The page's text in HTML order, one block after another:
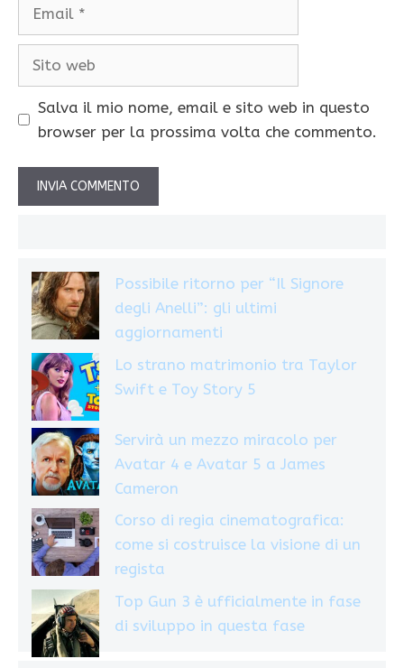
Salva il mio nome, email e sito web in questo
browser per la prossima volta che commento.
Possibile ritorno per “Il Signore
degli Anelli”: gli ultimi
aggiornamenti
Lo strano matrimonio tra Taylor
Swift e Toy Story 5
Servirà un mezzo miracolo per
Avatar 4 e Avatar 5 a James
Cameron
Corso di regia cinematografica:
come si costruisce la visione di un
regista
Top Gun 3 è ufficialmente in fase
di sviluppo in questa fase